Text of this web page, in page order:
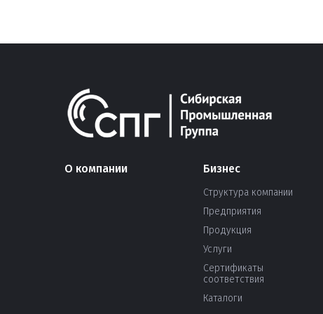
О компании Бизнес
Структура компании
Предприятия
Продукция
Услуги
Сертификаты
соответствия
Каталоги